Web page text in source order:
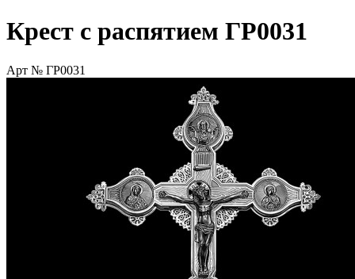
Крест с распятием ГР0031
Арт № ГР0031